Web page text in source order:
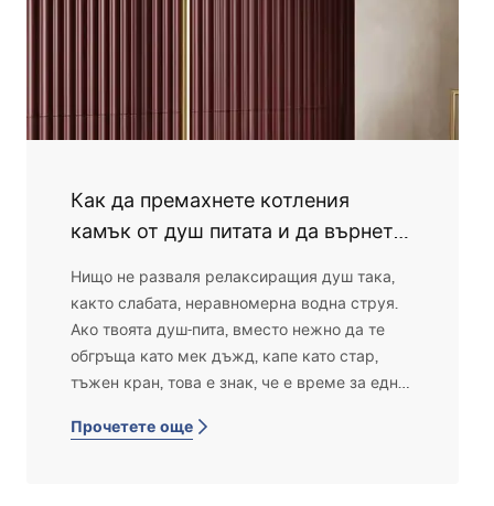
Как да премахнете котления
камък от душ питата и да върнете
Нищо не разваля релаксиращия душ така,
както слабата, неравномерна водна струя.
Ако твоята душ-пита, вместо нежно да те
обгръща като мек дъжд, капе като стар,
тъжен кран, това е знак, че е време за едно
който се натрупва по дюзите, е най-честият
Прочетете още